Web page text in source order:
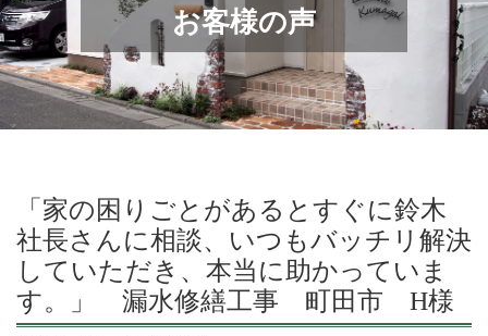
お客様の声
「家の困りごとがあるとすぐに鈴木
社長さんに相談、いつもバッチリ解決
していただき、本当に助かっていま
す。」 漏水修繕工事 町田市 H様